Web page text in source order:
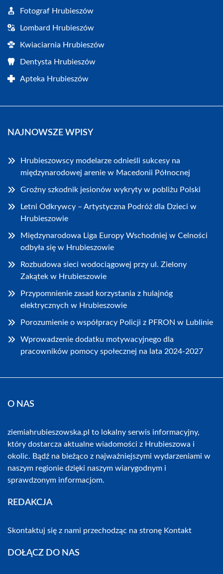
Fotograf Hrubieszów
Lombard Hrubieszów
Kwiaciarnia Hrubieszów
Dentysta Hrubieszów
Apteka Hrubieszów
NAJNOWSZE WPISY
Hrubieszowscy modelarze odnieśli sukcesy na
międzynarodowej arenie w Macedonii Północnej
Groźny szkodnik jesionów wykryty w pobliżu Polski
Letni Odkrywcy – Artystyczna Podróż dla Dzieci w
Hrubieszowie
Międzynarodowa Liga Europy Wschodniej w Celności
odbyła się w Hrubieszowie
Rozbudowa sieci wodociągowej przy ul. Zielony
Zakątek w Hrubieszowie
Przypomnienie zasad korzystania z hulajnóg
elektrycznych w Hrubieszowie
Porozumienie o współpracy Policji z PFRON w Lublinie
Wprowadzenie dodatku motywacyjnego dla
pracowników pomocy społecznej na lata 2024-2027
O NAS
ziemiahrubieszowska.pl to lokalny serwis informacyjny,
który dostarcza aktualne wiadomości z Hrubieszowa i
okolic. Bądź na bieżąco z najważniejszymi wydarzeniami w
naszym regionie dzięki naszym wiarygodnym i
sprawdzonym informacjom.
REDAKCJA
Skontaktuj się z nami przechodząc na stronę Kontakt
DOŁĄCZ DO NAS